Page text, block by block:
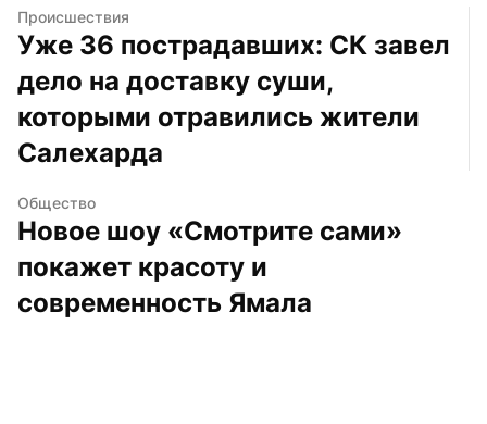
Происшествия
Уже 36 пострадавших: СК завел
дело на доставку суши,
которыми отравились жители
Салехарда
Общество
Новое шоу «Смотрите сами»
покажет красоту и
современность Ямала